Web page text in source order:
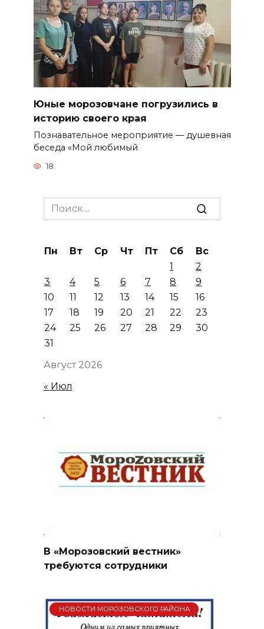
Юные морозовчане погрузились в
историю своего края
Познавательное мероприятие — душевная
беседа «Мой любимый
18
Search
for:
Август 2026
Пн Вт Ср Чт Пт Сб
Вс
1
2
3
4 5 6 7 8
9
10
11 12 13 14 15
16
17
18 19 20 21 22
23
24
25 26 27 28 29
30
31
« Июл
В «Морозовский вестник»
требуются сотрудники
НОВОСТИ МОРОЗОВСКОГО РАЙОНА